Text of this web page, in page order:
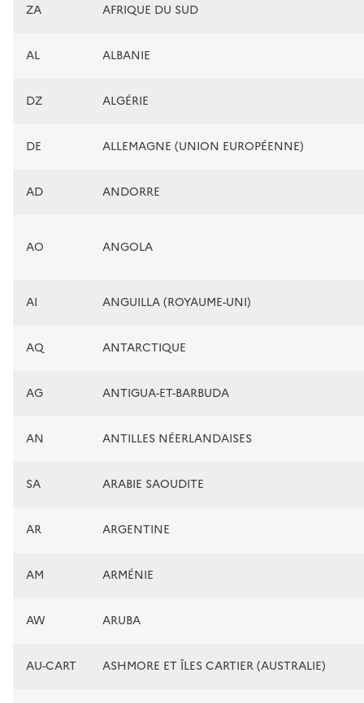
ZA AFRIQUE DU SUD
AL ALBANIE
DZ ALGÉRIE
DE ALLEMAGNE (UNION EUROPÉENNE)
AD ANDORRE
AO ANGOLA
AI ANGUILLA (ROYAUME-UNI)
AQ ANTARCTIQUE
AG ANTIGUA-ET-BARBUDA
AN ANTILLES NÉERLANDAISES
SA ARABIE SAOUDITE
AR ARGENTINE
AM ARMÉNIE
AW ARUBA
AU-CART ASHMORE ET ÎLES CARTIER (AUSTRALIE)